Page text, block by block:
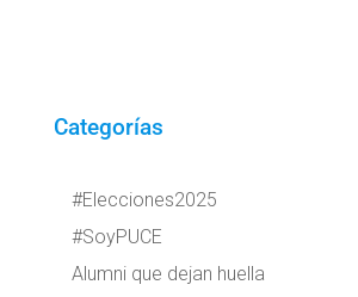
Categorías
#Elecciones2025
#SoyPUCE
Alumni que dejan huella